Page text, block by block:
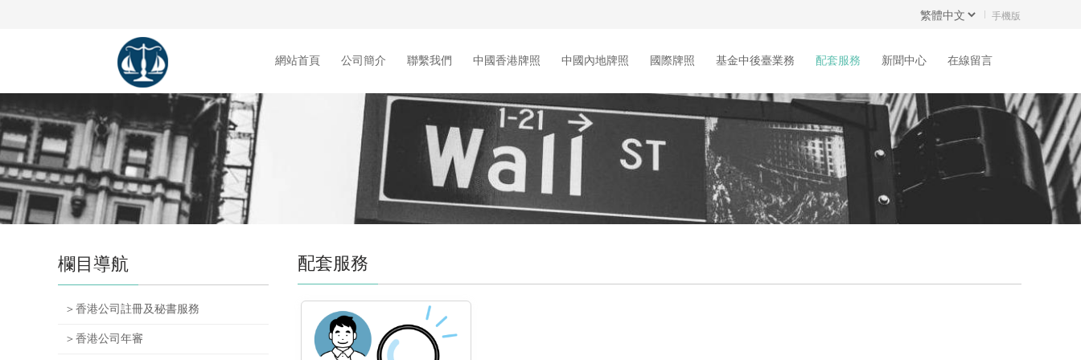
手機版
網站首頁 公司簡介 聯繫我們 中國香港牌照 中國內地牌照 國際牌照 基金中後臺業務 配套服務 新聞中心 在線留言
欄目導航
＞香港公司註冊及秘書服務
＞香港公司年審
配套服務